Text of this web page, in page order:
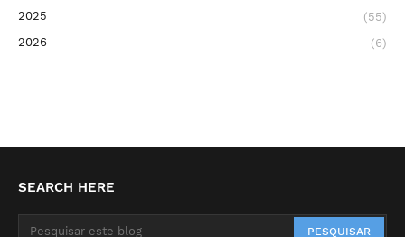
2025
(55)
2026
(6)
SEARCH HERE